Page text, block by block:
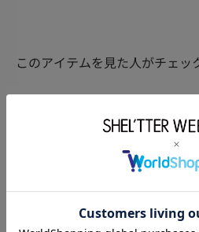
このアイテムを見た人がチェッ
閲覧中カテゴリーのランキング